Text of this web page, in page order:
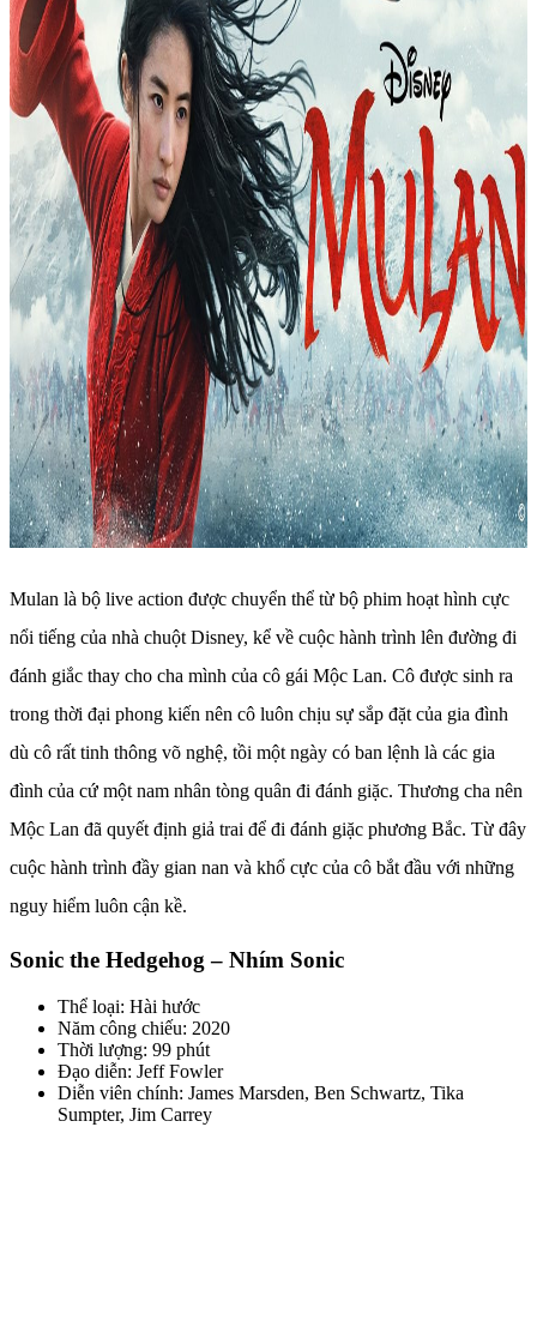
Mulan là bộ live action được chuyển thể từ bộ phim hoạt hình cực
nổi tiếng của nhà chuột Disney, kể về cuộc hành trình lên đường đi
đánh giắc thay cho cha mình của cô gái Mộc Lan. Cô được sinh ra
trong thời đại phong kiến nên cô luôn chịu sự sắp đặt của gia đình
dù cô rất tinh thông võ nghệ, tồi một ngày có ban lệnh là các gia
đình của cứ một nam nhân tòng quân đi đánh giặc. Thương cha nên
Mộc Lan đã quyết định giả trai để đi đánh giặc phương Bắc. Từ đây
cuộc hành trình đầy gian nan và khổ cực của cô bắt đầu với những
nguy hiểm luôn cận kề.
Sonic the Hedgehog – Nhím Sonic
Thể loại: Hài hước
Năm công chiếu: 2020
Thời lượng: 99 phút
Đạo diễn: Jeff Fowler
Diễn viên chính: James Marsden, Ben Schwartz, Tika
Sumpter, Jim Carrey